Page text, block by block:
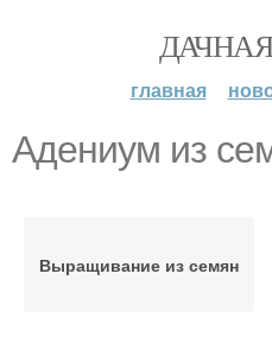
главная
Адениум из
Выращивание из семян